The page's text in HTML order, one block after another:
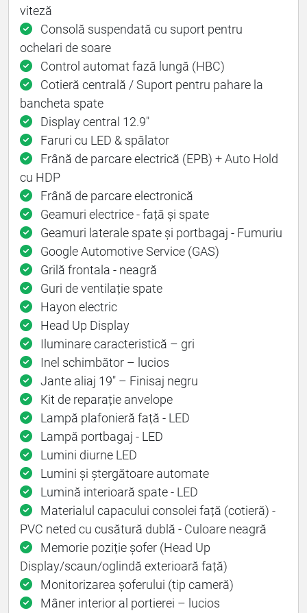
viteză
Consolă suspendată cu suport pentru
ochelari de soare
Control automat fază lungă (HBC)
Cotieră centrală / Suport pentru pahare la
bancheta spate
Display central 12.9"
Faruri cu LED & spălator
Frână de parcare electrică (EPB) + Auto Hold
cu HDP
Frână de parcare electronică
Geamuri electrice - față și spate
Geamuri laterale spate și portbagaj - Fumuriu
Google Automotive Service (GAS)
Grilă frontala - neagră
Guri de ventilație spate
Hayon electric
Head Up Display
Iluminare caracteristică – gri
Inel schimbător – lucios
Jante aliaj 19" – Finisaj negru
Kit de reparație anvelope
Lampă plafonieră față - LED
Lampă portbagaj - LED
Lumini diurne LED
Lumini și ștergătoare automate
Lumină interioară spate - LED
Materialul capacului consolei față (cotieră) -
PVC neted cu cusătură dublă - Culoare neagră
Memorie poziție șofer (Head Up
Display/scaun/oglindă exterioară față)
Monitorizarea șoferului (tip cameră)
Mâner interior al portierei – lucios